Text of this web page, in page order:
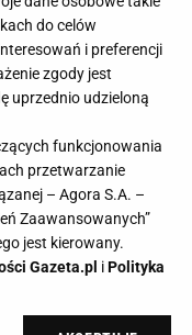
do celów
i preferencji
zgody jest
uprzednio udzieloną
funkcjonowania
przetwarzanie
– Agora S.A. –
Zaawansowanych”
jest kierowany.
Gazeta.pl iPolityka